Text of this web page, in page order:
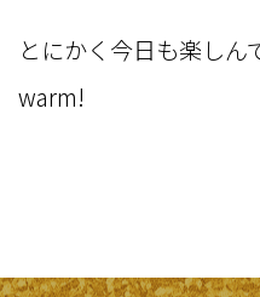
とにかく今日も楽しん
warm!